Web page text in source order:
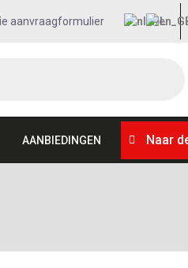
aanvraagformulier
AANBIEDINGEN Naar